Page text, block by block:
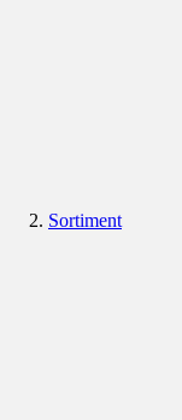
Sortiment